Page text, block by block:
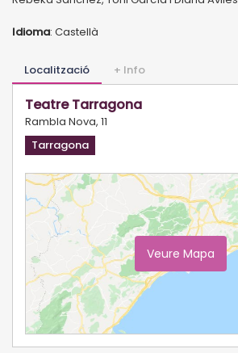
Idioma: Castellà
Localització + Info
Teatre Tarragona
Rambla Nova, 11
Tarragona
Veure Mapa